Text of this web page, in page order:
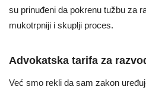
su prinuđeni da pokrenu tužbu za
mukotrpniji i skuplji proces.
Advokatska tarifa za
Već smo rekli da sam zakon